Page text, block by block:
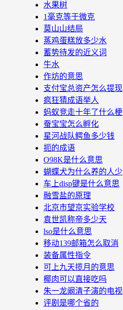
水果树
1毫克等于微克
莫山山结局
蒸鸡蛋糕放多少水
蓄势待发的近义词
牛水
作坊的意思
支付宝总资产怎么提现
疯狂猜成语举人
蚂蚁竞走十年了什么梗
蚕宝宝怎么孵化
星河战队鳄鱼多少钱
扼的成语
O98K是什么意思
蝴蝶犬为什么养的人少
车上disp键是什么意思
融雪盐的原理
北京市望京实验学校
袁世凯称帝多少天
lso是什么意思
移动139邮箱怎么取消
装备属性指令
可上九天揽月的意思
椰肉可以直接吃吗
朱一龙阚清子演的电视
评剧是哪个省的